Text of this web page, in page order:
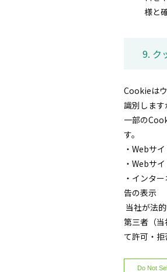
様と
9. ク
Cookieは
識別します
一部の
す。
・Webサ
・Webサ
・インタ
告の表示
当社が法
第三者（
て許可・拒
Do Not